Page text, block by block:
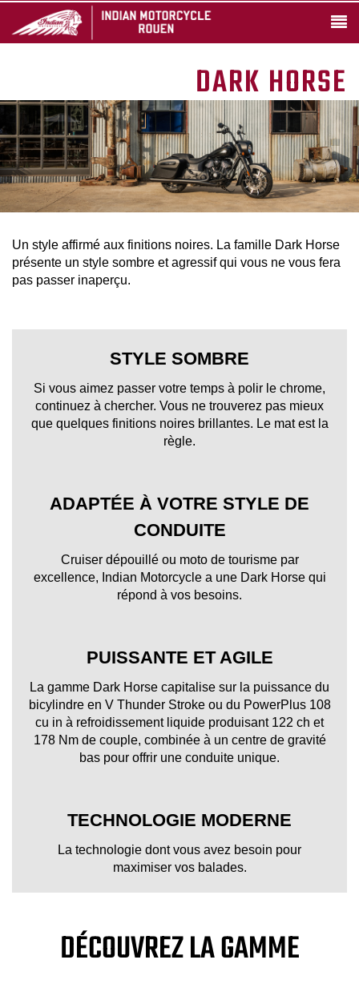
DARK HORSE
Un style affirmé aux finitions noires. La famille Dark Horse
présente un style sombre et agressif qui vous ne vous fera
pas passer inaperçu.
STYLE SOMBRE
Si vous aimez passer votre temps à polir le chrome,
continuez à chercher. Vous ne trouverez pas mieux
que quelques finitions noires brillantes. Le mat est la
règle.
ADAPTÉE À VOTRE STYLE DE
CONDUITE
Cruiser dépouillé ou moto de tourisme par
excellence, Indian Motorcycle a une Dark Horse qui
répond à vos besoins.
PUISSANTE ET AGILE
La gamme Dark Horse capitalise sur la puissance du
bicylindre en V Thunder Stroke ou du PowerPlus 108
cu in à refroidissement liquide produisant 122 ch et
178 Nm de couple, combinée à un centre de gravité
bas pour offrir une conduite unique.
TECHNOLOGIE MODERNE
La technologie dont vous avez besoin pour
maximiser vos balades.
DÉCOUVREZ LA GAMME